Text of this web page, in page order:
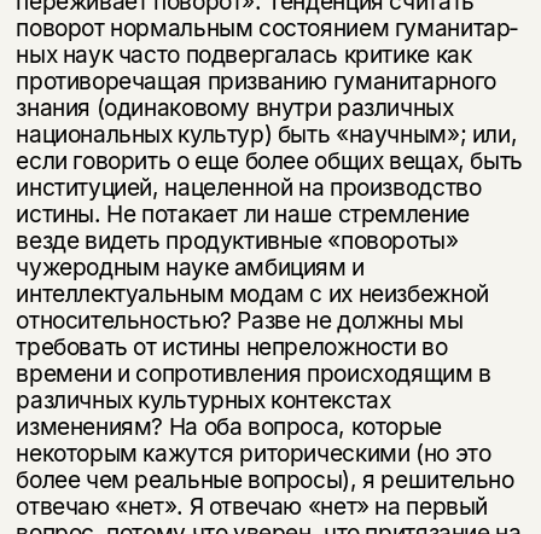
поворот нормальным состоянием гуманитар­
ных наук часто подвергалась критике как
противоречащая призванию гума­нитарного
знания (одинаковому внутри различных
национальных культур) быть «научным»; или,
если говорить о еще более общих вещах, быть
инсти­туцией, нацеленной на производство
истины. Не потакает ли наше стремле­ние
везде видеть продуктивные «повороты»
чужеродным науке амбициям и
интеллектуальным модам с их неизбежной
относительностью? Разве не должны мы
требовать от истины непреложности во
времени и сопротивления происходящим в
различных культурных контекстах
изменениям? На оба во­проса, которые
некоторым кажутся риторическими (но это
более чем реаль­ные вопросы), я решительно
отвечаю «нет». Я отвечаю «нет» на первый